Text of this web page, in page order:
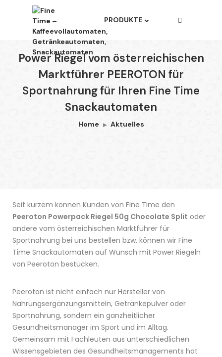
PRODUKTE
Power Riegel vom österreichischen
Marktführer PEEROTON für
Sportnahrung für Ihren Fine Time
Snackautomaten
Home Aktuelles
Seit kurzem können Kunden von Fine Time den
Peeroton Powerpack Riegel 50g Chocolate Split oder
andere vom österreichischen Marktführer für
Sportnahrung bei uns bestellen bzw. können wir Fine
Time Snackautomaten auf Wunsch mit Power Riegeln
von Peeroton bestücken.
Peeroton ist nicht einfach nur Hersteller von
Nahrungsergänzungsmitteln, Getränkepulver oder
Sportnahrung, sondern ein ganzheitlicher
Gesundheitsmanager im Sport und im Alltag.
Gemeinsam mit Fachleuten aus unterschiedlichen
Wissensgebieten des Gesundheitsmanagements hat